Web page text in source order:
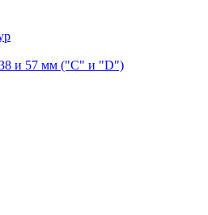
и 57 мм ("C" и "D")